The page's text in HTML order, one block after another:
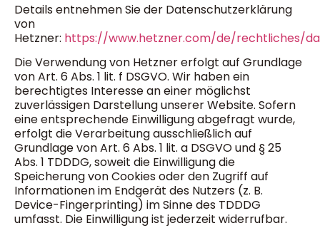
Details entnehmen Sie der Datenschutzerklärung
von
Hetzner: https://www.hetzner.com/de/rechtliches/
Die Verwendung von Hetzner erfolgt auf Grundlage
von Art. 6 Abs. 1 lit. f DSGVO. Wir haben ein
berechtigtes Interesse an einer möglichst
zuverlässigen Darstellung unserer Website. Sofern
eine entsprechende Einwilligung abgefragt wurde,
erfolgt die Verarbeitung ausschließlich auf
Grundlage von Art. 6 Abs. 1 lit. a DSGVO und § 25
Abs. 1 TDDDG, soweit die Einwilligung die
Speicherung von Cookies oder den Zugriff auf
Informationen im Endgerät des Nutzers (z. B.
Device-Fingerprinting) im Sinne des TDDDG
umfasst. Die Einwilligung ist jederzeit widerrufbar.